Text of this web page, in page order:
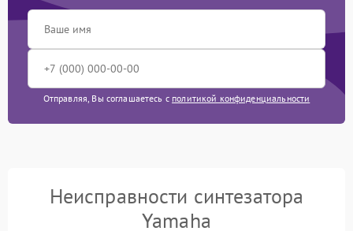
Отправляя, Вы соглашаетесь с политикой конфиденциальности
Неисправности синтезатора
Yamaha